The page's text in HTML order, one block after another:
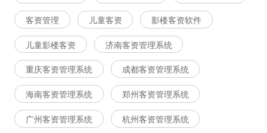
客资管理 儿童客资 影楼客资软件
儿童影楼客资 济南客资管理系统
重庆客资管理系统 成都客资管理系统
海南客资管理系统 郑州客资管理系统
广州客资管理系统 杭州客资管理系统